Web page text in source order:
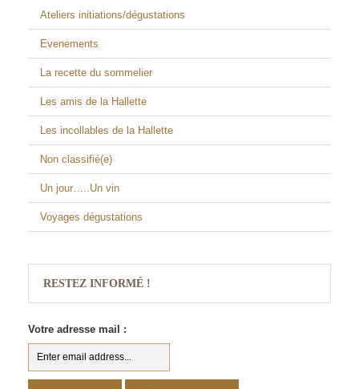
Ateliers initiations/dégustations
Evenements
La recette du sommelier
Les amis de la Hallette
Les incollables de la Hallette
Non classifié(e)
Un jour…..Un vin
Voyages dégustations
RESTEZ INFORMÉ !
Votre adresse mail :